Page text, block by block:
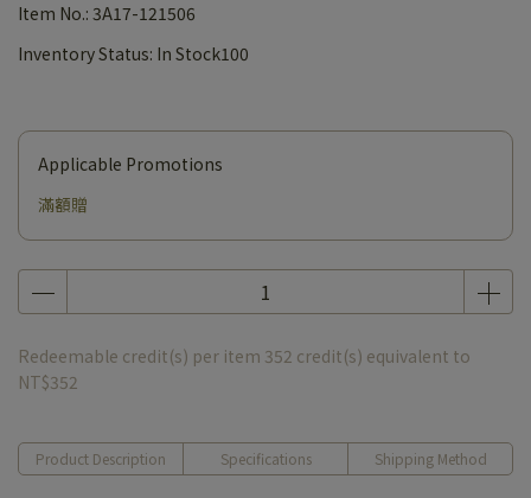
Item No.: 3A17-121506
Inventory Status: In Stock100
Applicable Promotions
滿額贈
Redeemable credit(s) per item 352 credit(s) equivalent to
NT$352
Product Description Specifications Shipping Method